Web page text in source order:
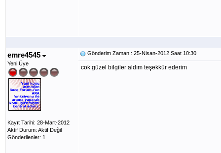
emre4545
Yeni Üye
Kayıt Tarihi: 28-Mart-2012
Aktif Durum: Aktif Değil
Gönderilenler: 1
Gönderim Zamanı: 25-Nisan-2012 Saat 10:30
cok güzel bilgiler aldım teşekkür ederim